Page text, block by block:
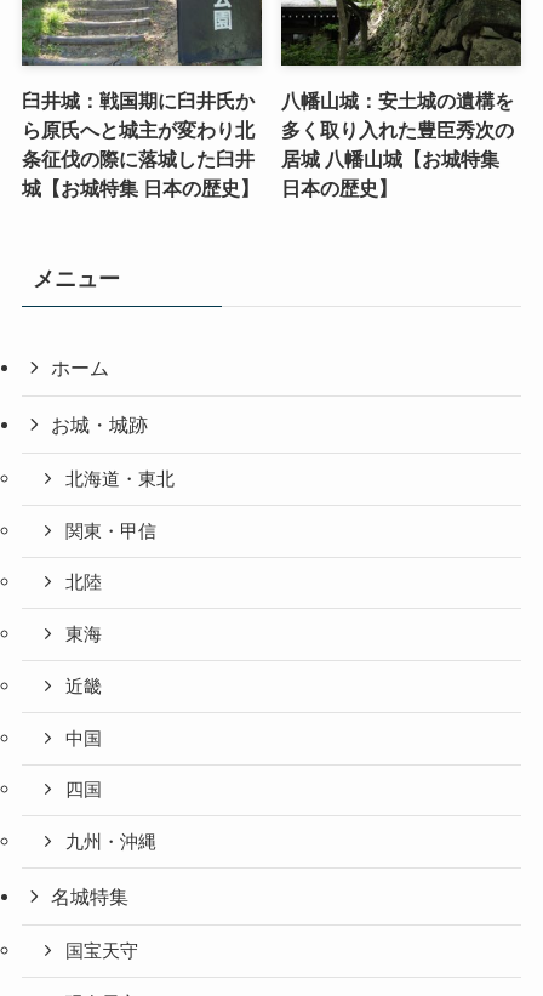
臼井城：戦国期に臼井氏か
ら原氏へと城主が変わり北
条征伐の際に落城した臼井
城【お城特集 日本の歴史】
八幡山城：安土城の遺構を
多く取り入れた豊臣秀次の
居城 八幡山城【お城特集
日本の歴史】
メニュー
ホーム
お城・城跡
北海道・東北
関東・甲信
北陸
東海
近畿
中国
四国
九州・沖縄
名城特集
国宝天守